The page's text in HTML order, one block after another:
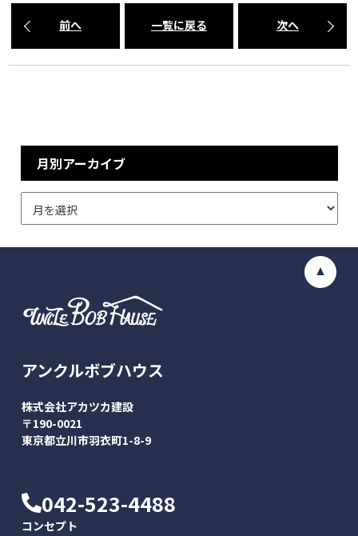
前へ 一覧に戻る 次へ
月別アーカイブ
アンクルボブハウス
株式会社アカツカ建設
〒190-0021
東京都立川市羽衣町1-8-9
042-523-4488
コンセプト